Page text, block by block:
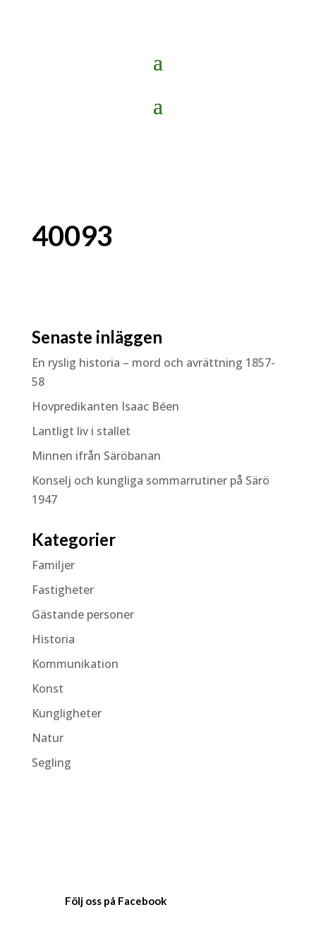
40093
Senaste inläggen
En ryslig historia – mord och avrättning 1857-
58
Hovpredikanten Isaac Béen
Lantligt liv i stallet
Minnen ifrån Säröbanan
Konselj och kungliga sommarrutiner på Särö
1947
Kategorier
Familjer
Fastigheter
Gästande personer
Historia
Kommunikation
Konst
Kungligheter
Natur
Segling
Följ oss på Facebook